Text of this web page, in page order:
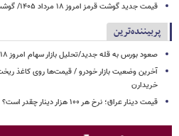
قیمت جدید گوشت قرمز امروز ۱۸ مرداد ۱۴۰۵/ گوشت خورشتی کیلویی چند شد؟ + جدول
پربیننده‌ترین
صعود بورس به قله جدید/تحلیل بازار سهام امروز ۱۸ مرداد ۱۴۰۵
آخرین وضعیت بازار خودرو / قیمت‌ها روی کاغذ
خریدارن
قیمت دینار عراق؛ نرخ هر ۱۰۰ هزار دینار چقدر است؟